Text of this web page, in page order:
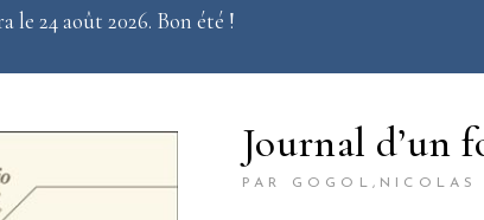
le 24 août 2026. Bon été !
journal d’un
PAR GOGOL,NICOLAS